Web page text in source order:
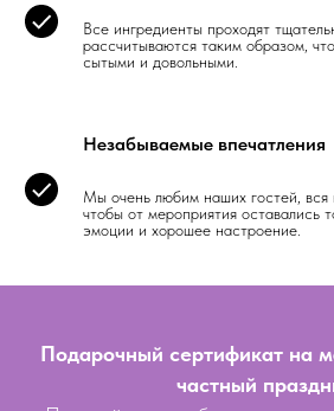
Все ингредиенты проходят
рассчитываются таким образом,
сытыми и довольными.
Незабываемые впечатления
Мы очень любим наших гостей, вся
чтобы от мероприятия оставались
эмоции и хорошее настроение.
Подарочный сертификат на
частный